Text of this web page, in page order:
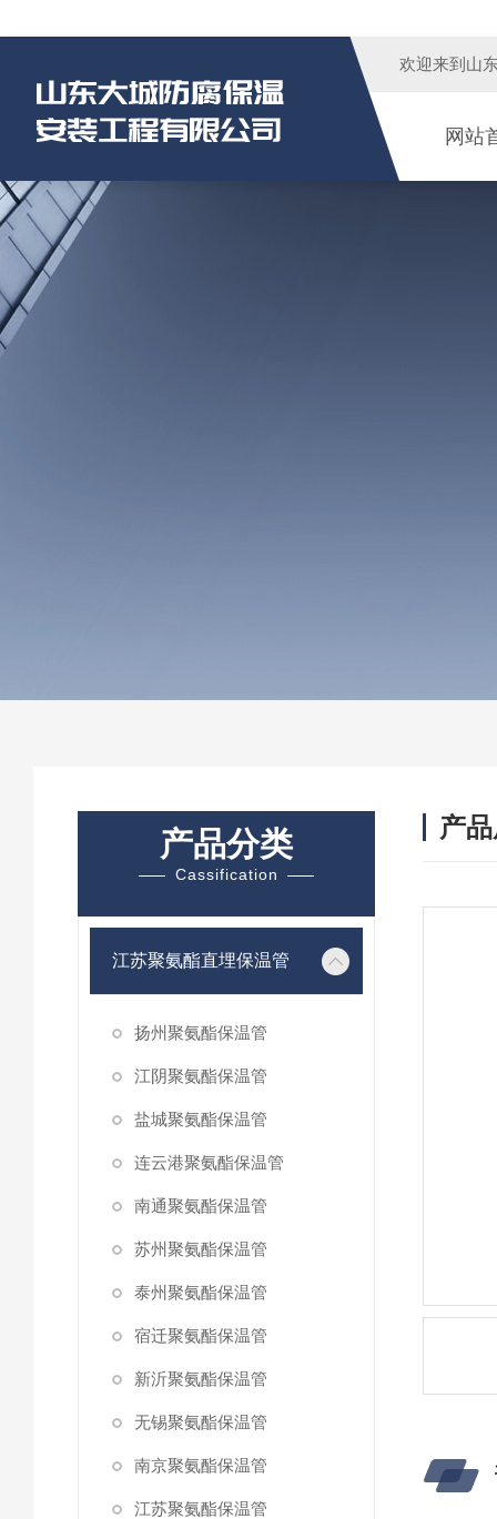
欢迎来到 山
网站
产品分类
Cassification
江苏聚氨酯直埋保温管
扬州聚氨酯保温管
江阴聚氨酯保温管
盐城聚氨酯保温管
连云港聚氨酯保温管
南通聚氨酯保温管
苏州聚氨酯保温管
泰州聚氨酯保温管
宿迁聚氨酯保温管
新沂聚氨酯保温管
无锡聚氨酯保温管
南京聚氨酯保温管
江苏聚氨酯保温管
产